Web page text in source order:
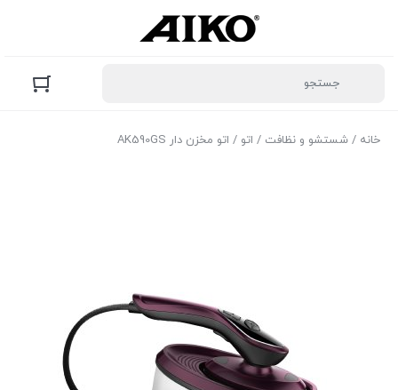
خانه / شستشو و نظافت / اتو / اتو مخزن دار AK590GS